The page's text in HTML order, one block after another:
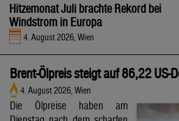
Hitzemonat Juli brachte Rekord bei
Windstrom in Europa
4. August 2026, Wien
Brent-Ölpreis steigt auf 86,22 US-
4. August 2026, Wien
Die Ölpreise haben am